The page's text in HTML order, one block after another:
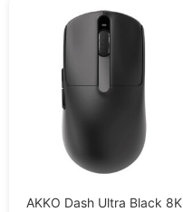
AKKO Dash Ultra Black 8K